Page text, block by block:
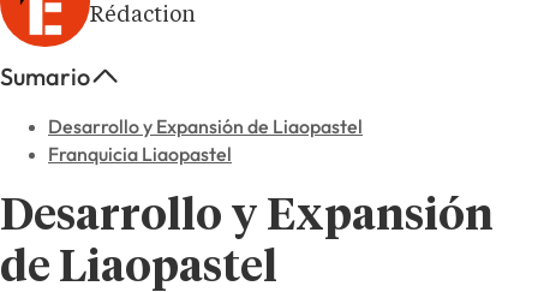
Rédaction
Sumario
Desarrollo y Expansión de Liaopastel
Franquicia Liaopastel
Desarrollo y Expansión
de Liaopastel